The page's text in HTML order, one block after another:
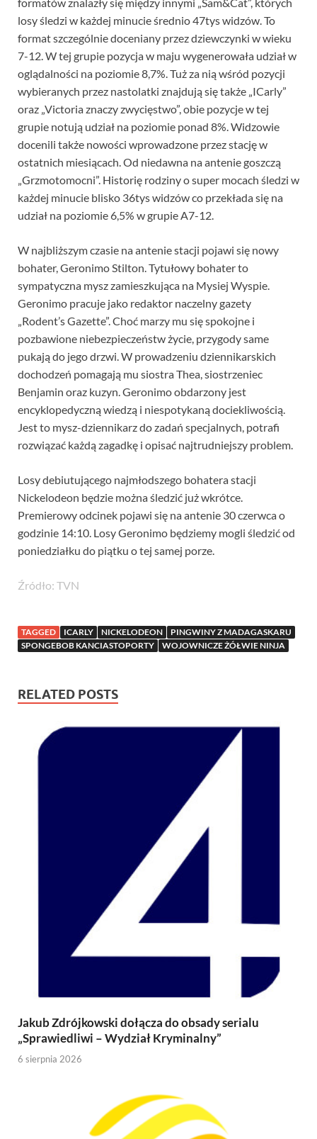
formatów znalazły się między innymi „Sam&Cat”, których
losy śledzi w każdej minucie średnio 47tys widzów. To
format szczególnie doceniany przez dziewczynki w wieku
7-12. W tej grupie pozycja w maju wygenerowała udział w
oglądalności na poziomie 8,7%. Tuż za nią wśród pozycji
wybieranych przez nastolatki znajdują się także „ICarly”
oraz „Victoria znaczy zwycięstwo”, obie pozycje w tej
grupie notują udział na poziomie ponad 8%. Widzowie
docenili także nowości wprowadzone przez stację w
ostatnich miesiącach. Od niedawna na antenie goszczą
„Grzmotomocni”. Historię rodziny o super mocach śledzi w
każdej minucie blisko 36tys widzów co przekłada się na
udział na poziomie 6,5% w grupie A7-12.
W najbliższym czasie na antenie stacji pojawi się nowy
bohater, Geronimo Stilton. Tytułowy bohater to
sympatyczna mysz zamieszkująca na Mysiej Wyspie.
Geronimo pracuje jako redaktor naczelny gazety
„Rodent’s Gazette”. Choć marzy mu się spokojne i
pozbawione niebezpieczeństw życie, przygody same
pukają do jego drzwi. W prowadzeniu dziennikarskich
dochodzeń pomagają mu siostra Thea, siostrzeniec
Benjamin oraz kuzyn. Geronimo obdarzony jest
encyklopedyczną wiedzą i niespotykaną dociekliwością.
Jest to mysz-dziennikarz do zadań specjalnych, potrafi
rozwiązać każdą zagadkę i opisać najtrudniejszy problem.
Losy debiutującego najmłodszego bohatera stacji
Nickelodeon będzie można śledzić już wkrótce.
Premierowy odcinek pojawi się na antenie 30 czerwca o
godzinie 14:10. Losy Geronimo będziemy mogli śledzić od
poniedziałku do piątku o tej samej porze.
Źródło: TVN
TAGGED ICARLY NICKELODEON
PINGWINY Z MADAGASKARU
SPONGEBOB KANCIASTOPORTY
WOJOWNICZE ŻÓŁWIE NINJA
RELATED POSTS
Jakub Zdrójkowski dołącza do obsady serialu
„Sprawiedliwi – Wydział Kryminalny”
6 sierpnia 2026